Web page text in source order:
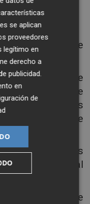
inflación
los costos de
liquidación de
evitar que
aún más sus
de caídas de
materias primas
de capital
por parte de
se aplican
proveedores
legítimo en
derecho a
publicidad.
en
de